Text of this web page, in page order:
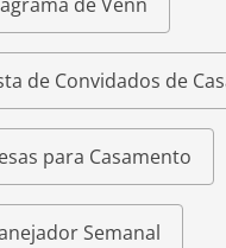
de Convidados de
para Casamento
Semanal